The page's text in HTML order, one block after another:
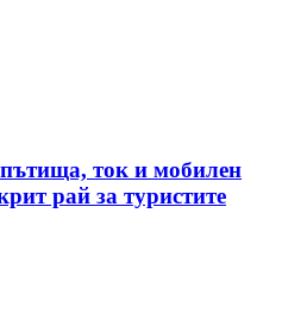
ток и мобилен
рай за туристите